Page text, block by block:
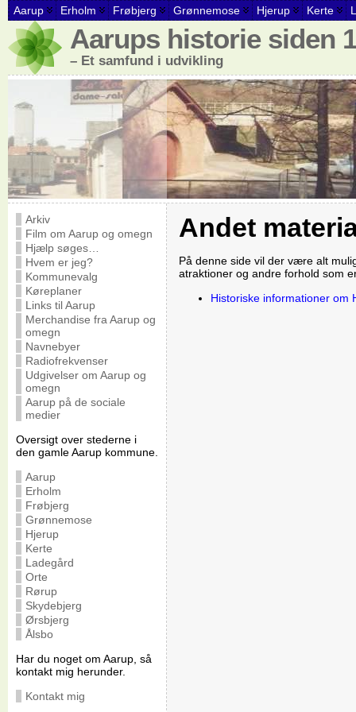
Aarup Erholm Frøbjerg Grønnemose Hjerup Kerte
Aarups historie siden
– Et samfund i udvikling
Arkiv
Film om Aarup og omegn
Hjælp søges…
Hvem er jeg?
Kommunevalg
Køreplaner
Links til Aarup
Merchandise fra Aarup og
omegn
Navnebyer
Radiofrekvenser
Udgivelser om Aarup og
omegn
Aarup på de sociale
medier
Oversigt over stederne i
den gamle Aarup kommune.
Aarup
Erholm
Frøbjerg
Grønnemose
Hjerup
Kerte
Ladegård
Orte
Rørup
Skydebjerg
Ørsbjerg
Ålsbo
Har du noget om Aarup, så
kontakt mig herunder.
Kontakt mig
Andet
På denne side vil der være alt
atraktioner og andre forhold som
Historiske informationer om